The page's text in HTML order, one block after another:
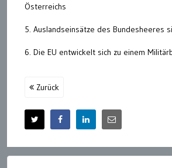
Österreichs
5. Auslandseinsätze des Bundesheeres
6. Die EU entwickelt sich zu einem
Zurück